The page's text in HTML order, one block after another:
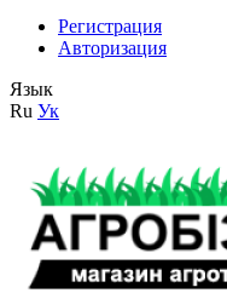
Регистрация
Авторизация
Язык
Ru Ук